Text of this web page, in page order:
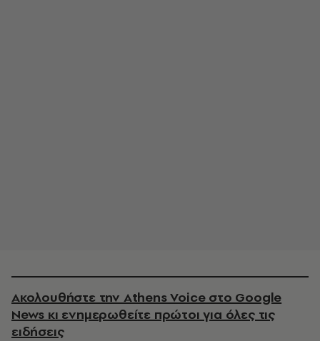
Ακολουθήστε την Athens Voice στο Google
News κι ενημερωθείτε πρώτοι για όλες τις
ειδήσεις